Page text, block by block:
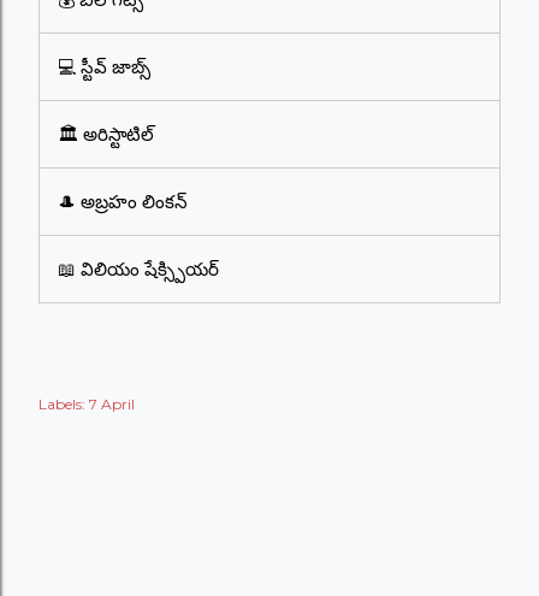
💻 స్టీవ్ జాబ్స్
🏛️ అరిస్టాటిల్
🎩 అబ్రహం లింకన్
📖 విలియం షేక్స్పియర్
Labels: 7 April